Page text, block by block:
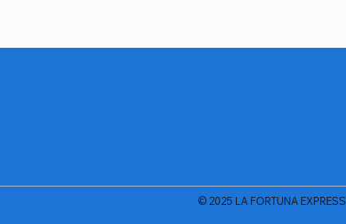
© 2025 LA FORTUNA EXPRESS